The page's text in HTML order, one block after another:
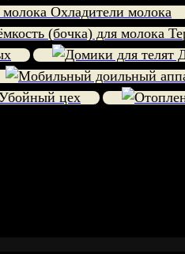
Охладители молока
цех